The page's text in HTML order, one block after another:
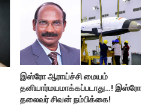
இஸ்ரோ ஆராய்ச்சி மையம்
தனியார்மயமாக்கப்படாது…! இஸ்ரோ
தலைவர் சிவன் நம்பிக்கை!